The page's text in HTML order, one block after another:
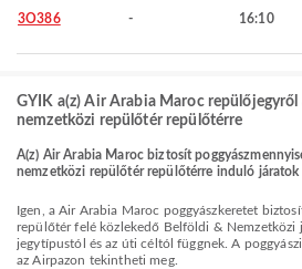
3O386 - 16:10
GYIK a(z) Air Arabia Maroc repülőjegyről
nemzetközi repülőtér repülőtérre
A(z) Air Arabia Maroc biztosít
nemzetközi repülőtér repülőtérre induló járatok
Igen, a Air Arabia Maroc poggyászkeretet biztosít a V. Mohammed nemzetközi
repülőtér felé közlekedő Belföldi & Nemzetközi
jegytípustól és az úti céltól függnek. A
az Airpazon tekintheti meg.